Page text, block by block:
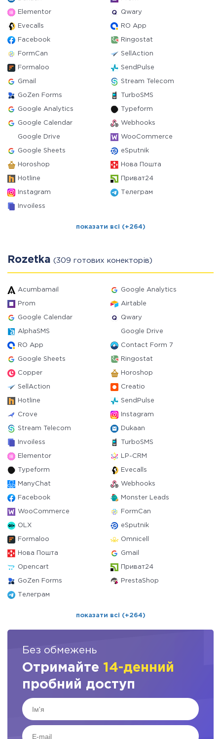
Elementor Qwary
Evecalls RO App
Facebook Ringostat
FormCan SellAction
Formaloo SendPulse
Gmail Stream Telecom
GoZen Forms TurboSMS
Google Analytics Typeform
Google Calendar Webhooks
Google Drive WooCommerce
Google Sheets eSputnik
Horoshop Нова Пошта
Hotline Приват24
Instagram Телеграм
Invoiless
показати всі (+264)
Rozetka (309 готових конекторів)
Acumbamail Google Analytics
Prom Airtable
Google Calendar Qwary
AlphaSMS Google Drive
RO App Contact Form 7
Google Sheets Ringostat
Copper Horoshop
SellAction Creatio
Hotline SendPulse
Crove Instagram
Stream Telecom Dukaan
Invoiless TurboSMS
Elementor LP-CRM
Typeform Evecalls
ManyChat Webhooks
Facebook Monster Leads
WooCommerce FormCan
OLX eSputnik
Formaloo Omnicell
Нова Пошта Gmail
Opencart Приват24
GoZen Forms PrestaShop
Телеграм
показати всі (+264)
Без обмежень
Отримайте 14-денний
пробний доступ